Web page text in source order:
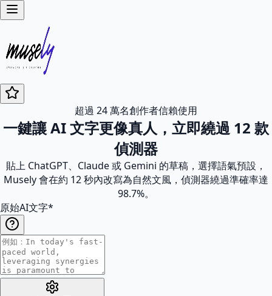
超過 24 萬名創作者信賴使用
一鍵讓 AI 文字更像真人，立即繞過 12 款
偵測器
貼上 ChatGPT、Claude 或 Gemini 的草稿，選擇語氣預設，
Musely 會在約 12 秒內改寫為自然文風，偵測器繞過準確率達
98.7%。
原始AI文字*